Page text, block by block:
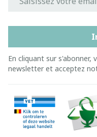
En cliquant sur s'abonner,
newsletter et acceptez